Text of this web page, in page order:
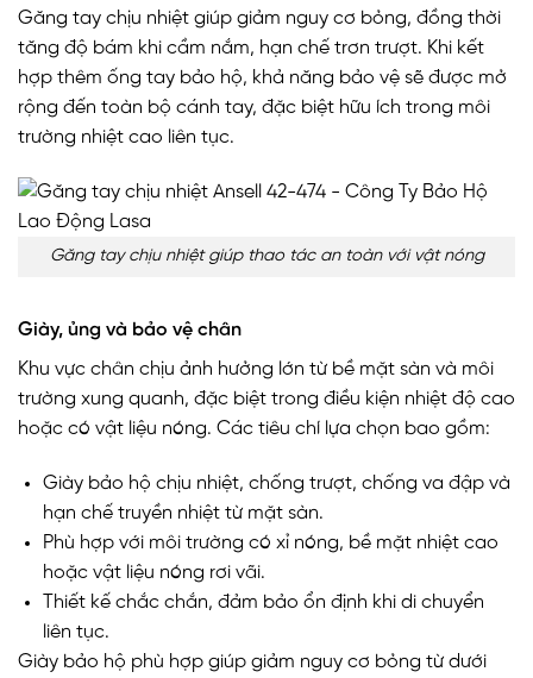
Găng tay chịu nhiệt giúp giảm nguy cơ bỏng, đồng thời
tăng độ bám khi cầm nắm, hạn chế trơn trượt. Khi kết
hợp thêm ống tay bảo hộ, khả năng bảo vệ sẽ được mở
rộng đến toàn bộ cánh tay, đặc biệt hữu ích trong môi
trường nhiệt cao liên tục.
Găng tay chịu nhiệt giúp thao tác an toàn với vật nóng
Giày, ủng và bảo vệ chân
Khu vực chân chịu ảnh hưởng lớn từ bề mặt sàn và môi
trường xung quanh, đặc biệt trong điều kiện nhiệt độ cao
hoặc có vật liệu nóng. Các tiêu chí lựa chọn bao gồm:
Giày bảo hộ chịu nhiệt, chống trượt, chống va đập và
hạn chế truyền nhiệt từ mặt sàn.
Phù hợp với môi trường có xỉ nóng, bề mặt nhiệt cao
hoặc vật liệu nóng rơi vãi.
Thiết kế chắc chắn, đảm bảo ổn định khi di chuyển
liên tục.
Giày bảo hộ phù hợp giúp giảm nguy cơ bỏng từ dưới